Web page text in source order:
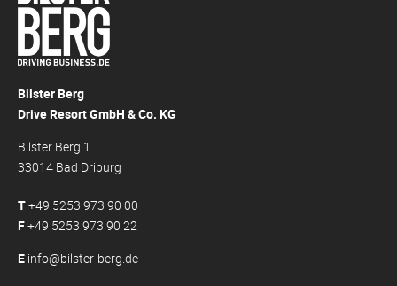
Bilster Berg
Drive Resort GmbH & Co. KG
Bilster Berg 1
33014 Bad Driburg
T+49 5253 973 90 00
F+49 5253 973 90 22
E info@bilster-berg.de